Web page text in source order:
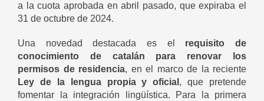
a la cuota aprobada en abril pasado, que expiraba el
31 de octubre de 2024.
Una novedad destacada es el requisito de
conocimiento de catalán
para renovar los
permisos de residencia, en el marco de la reciente
Ley de la lengua propia y oficial , que pretende
fomentar la integración lingüística. Para la primera